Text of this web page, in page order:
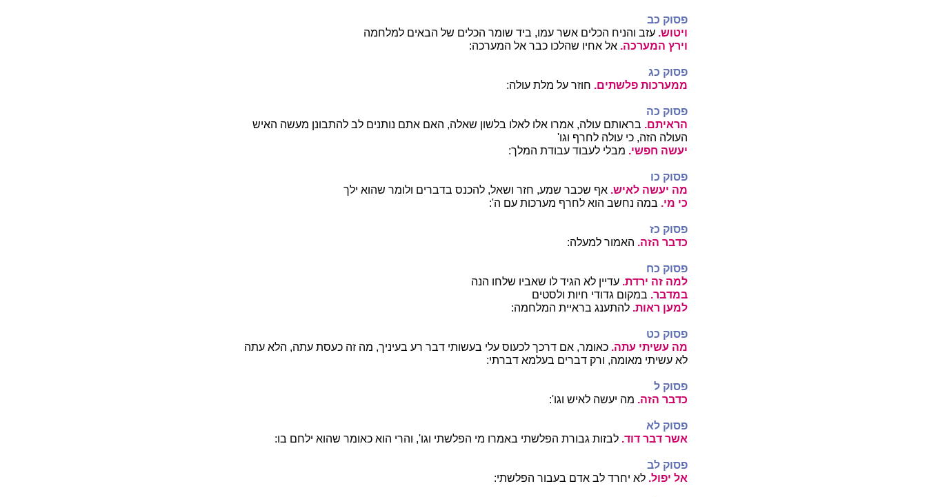
פסוק כב
ויטוש. עזב והניח הכלים אשר עמו, ביד שומר הכלים של הבאים למלחמה
וירץ המערכה. אל אחיו שהלכו כבר אל המערכה:
פסוק כג
ממערכות פלשתים. חוזר על מלת עולה:
פסוק כה
הראיתם. בראותם עולה, אמרו אלו לאלו בלשון שאלה, האם אתם נותנים לב להתבונן מעשה האיש
העולה הזה, כי עולה לחרף וגו'
יעשה חפשי. מבלי לעבוד עבודת המלך:
פסוק כו
מה יעשה לאיש. אף שכבר שמע, חזר ושאל, להכנס בדברים ולומר שהוא ילך
כי מי. במה נחשב הוא לחרף מערכות עם ה':
פסוק כז
כדבר הזה. האמור למעלה:
פסוק כח
למה זה ירדת. עדיין לא הגיד לו שאביו שלחו הנה
במדבר. במקום גדודי חיות ולסטים
למען ראות. להתענג בראיית המלחמה:
פסוק כט
מה עשיתי עתה. כאומר, אם דרכך לכעוס עלי בעשותי דבר רע בעיניך, מה זה כעסת עתה, הלא עתה
לא עשיתי מאומה, ורק דברים בעלמא דברתי:
פסוק ל
כדבר הזה. מה יעשה לאיש וגו':
פסוק לא
אשר דבר דוד. לבזות גבורת הפלשתי באמרו מי הפלשתי וגו', והרי הוא כאומר שהוא ילחם בו:
פסוק לב
אל יפול. לא יחרד לב אדם בעבור הפלשתי: